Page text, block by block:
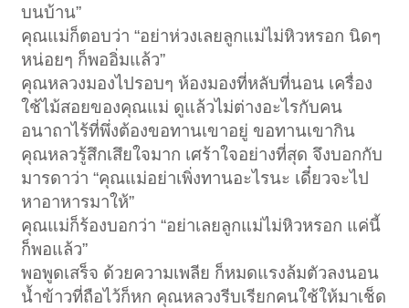
บนบ้าน”
คุณแม่ก็ตอบว่า “อย่าห่วงเลยลูกแม่ไม่หิวหรอก นิดๆ
หน่อยๆ ก็พออิ่มแล้ว”
คุณหลวงมองไปรอบๆ ห้องมองที่หลับที่นอน เครื่อง
ใช้ไม้สอยของคุณแม่ ดูแล้วไม่ต่างอะไรกับคน
อนาถาไร้ที่พึ่งต้องขอทานเขาอยู่ ขอทานเขากิน
คุณหลวรู้สึกเสึยใจมาก เศร้าใจอย่างที่สุด จึงบอกกับ
มารดาว่า “คุณแม่อย่าเพิ่งทานอะไรนะ เดี๋ยวจะไป
หาอาหารมาให้”
คุณแม่ก็ร้องบอกว่า “อย่าเลยลูกแม่ไม่หิวหรอก แค่นี้
ก็พอแล้ว”
พอพูดเสร็จ ด้วยความเพลีย ก็หมดแรงล้มตัวลงนอน
น้ำข้าวที่ถือไว้ก็หก คุณหลวงรีบเรียกคนใช้ให้มาเช็ด